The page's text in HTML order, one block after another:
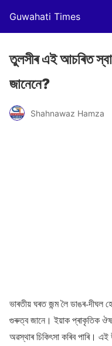
Guwahati Times
তুলসীৰ এই আচৰিত
জানেনে?
Shahnawaz Hamza
ভাৰতীয় ঘৰত জন্ম লৈ ডাঙৰ-দীঘল
গুৰুত্ব জানে। ইয়াক প্ৰাকৃতিক ঔষধ
অৱস্থাৰ চিকিৎসা কৰিব পাৰি।